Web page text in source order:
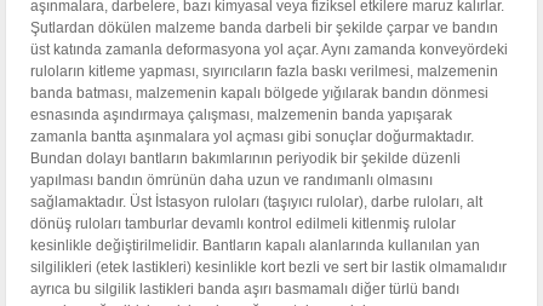
aşınmalara, darbelere, bazı kimyasal veya fiziksel etkilere maruz kalırlar.
Şutlardan dökülen malzeme banda darbeli bir şekilde çarpar ve bandın
üst katında zamanla deformasyona yol açar. Aynı zamanda konveyördeki
ruloların kitleme yapması, sıyırıcıların fazla baskı verilmesi, malzemenin
banda batması, malzemenin kapalı bölgede yığılarak bandın dönmesi
esnasında aşındırmaya çalışması, malzemenin banda yapışarak
zamanla bantta aşınmalara yol açması gibi sonuçlar doğurmaktadır.
Bundan dolayı bantların bakımlarının periyodik bir şekilde düzenli
yapılması bandın ömrünün daha uzun ve randımanlı olmasını
sağlamaktadır. Üst İstasyon ruloları (taşıyıcı rulolar), darbe ruloları, alt
dönüş ruloları tamburlar devamlı kontrol edilmeli kitlenmiş rulolar
kesinlikle değiştirilmelidir. Bantların kapalı alanlarında kullanılan yan
silgilikleri (etek lastikleri) kesinlikle kort bezli ve sert bir lastik olmamalıdır
ayrıca bu silgilik lastikleri banda aşırı basmamalı diğer türlü bandı